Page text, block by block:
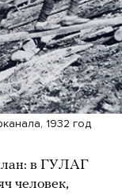
1932 год
в ГУЛАГ
человек,